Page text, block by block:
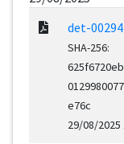
det-
SHA-256:
e76c
29/08/2025